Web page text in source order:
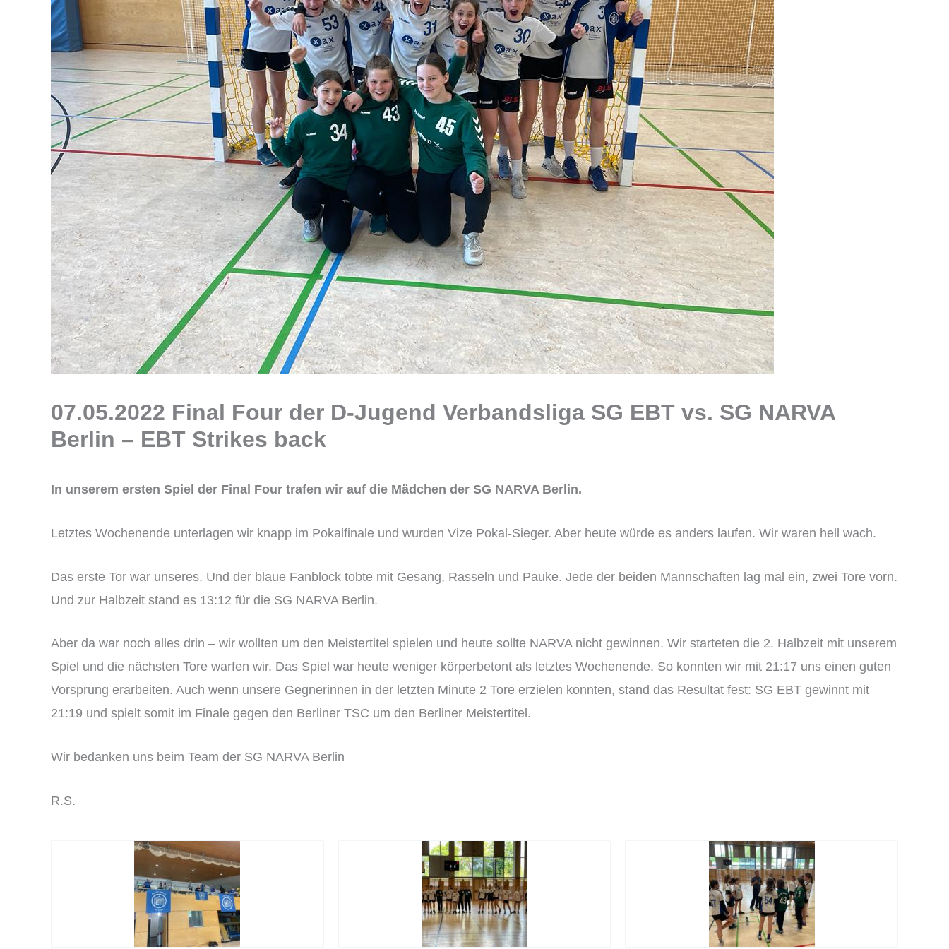
07.05.2022 Final Four der D-Jugend Verbandsliga SG EBT vs. SG NARVA
Berlin – EBT Strikes back
In unserem ersten Spiel der Final Four trafen wir auf die Mädchen der SG NARVA Berlin.
Letztes Wochenende unterlagen wir knapp im Pokalfinale und wurden Vize Pokal-Sieger. Aber heute würde es anders laufen. Wir waren hell wach.
Das erste Tor war unseres. Und der blaue Fanblock tobte mit Gesang, Rasseln und Pauke. Jede der beiden Mannschaften lag mal ein, zwei Tore vorn.
Und zur Halbzeit stand es 13:12 für die SG NARVA Berlin.
Aber da war noch alles drin – wir wollten um den Meistertitel spielen und heute sollte NARVA nicht gewinnen. Wir starteten die 2. Halbzeit mit unserem
Spiel und die nächsten Tore warfen wir. Das Spiel war heute weniger körperbetont als letztes Wochenende. So konnten wir mit 21:17 uns einen guten
Vorsprung erarbeiten. Auch wenn unsere Gegnerinnen in der letzten Minute 2 Tore erzielen konnten, stand das Resultat fest: SG EBT gewinnt mit
21:19 und spielt somit im Finale gegen den Berliner TSC um den Berliner Meistertitel.
Wir bedanken uns beim Team der SG NARVA Berlin
R.S.